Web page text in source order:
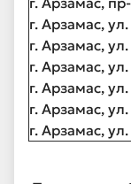
г. Арзамас,
г. Арзамас,
г. Арзамас,
г. Арзамас,
г. Арзамас,
г. Арзамас,